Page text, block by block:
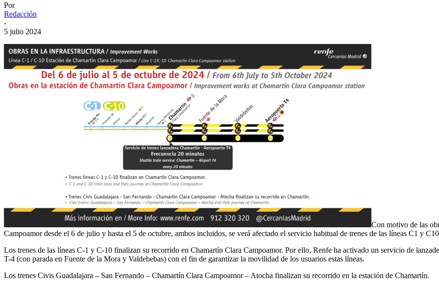
Por
Redacción
-
5 julio 2024
Con motivo de las
Campoamor desde el 6 de julio y hasta el 5 de octubre, ambos incluidos, se verá afectado el servicio habitual de trenes de las líneas C1 y
Los trenes de las líneas C-1 y C-10 finalizan su recorrido en Chamartín Clara Campoamor. Por ello, Renfe ha activado un servicio de
T-4 (con parada en Fuente de la Mora y Valdebebas) con el fin de garantizar la movilidad de los usuarios estas líneas.
Los trenes Civis Guadalajara – San Fernando – Chamartín Clara Campoamor – Atocha finalizan su recorrido en la estación de Chamartín.